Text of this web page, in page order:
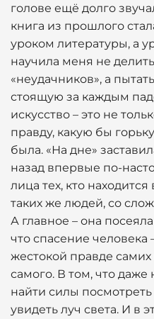
голове ещё долго
книга из прошлого
уроком литературы, а
научила меня не
«неудачников», а
стоящую за каждым
искусство – это не
правду, какую бы
была. «На дне»
назад впервые по-
лица тех, кто
таких же людей, со
А главное – она
что спасение человека
жестокой правде самих
самого. В том, что
найти силы
увидеть луч света. И в